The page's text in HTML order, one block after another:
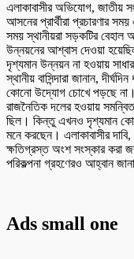
‎এলাকাবাসীর অভিযোগ, জাতীয়
আসনের প্রার্থীরা প্রচারণার
সময় স্থানীয়রা সড়কটির বেহাল
উন্নয়নের আশ্বাস দেওয়া
দৃশ্যমান উন্নয়ন না হওয়ায়
‎স্থানীয় বাসিন্দারা জানান,
কোনো উদ্যোগ চোখে পড়ছে
রাজনৈতিক দলের হওয়ায়
ছিল। কিন্তু এখনও দৃশ্যমান
মনে করছেন। এলাকাবাসীর
ক্ষতিগ্রস্ত অংশ সংস্কার করা
পরিকল্পনা গ্রহণেরও আহ্বান
Ads small one